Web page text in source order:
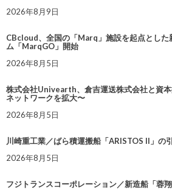
2026年8月9日
CBcloud、全国の「Marq」施設を起点とした
ム「MarqGO」開始
2026年8月5日
株式会社Univearth、倉吉運送株式会社と資
ネットワークを拡大〜
2026年8月5日
川崎重工業／ばら積運搬船「ARISTOS II」の
2026年8月5日
フジトランスコーポレーション／新造船「蓉